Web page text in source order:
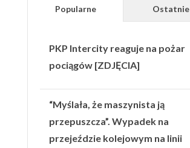
Popularne Ostatnie
PKP Intercity reaguje na pożar
pociągów [ZDJĘCIA]
“Myślała, że maszynista ją
przepuszcza”. Wypadek na
przejeździe kolejowym na linii